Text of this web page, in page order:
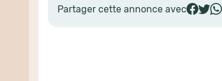
Partager cette annonce avec